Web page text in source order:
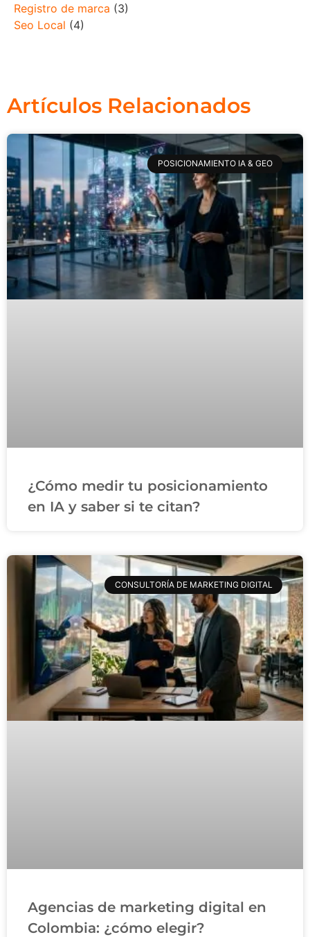
Registro de marca (3)
Seo Local (4)
Artículos Relacionados
POSICIONAMIENTO IA & GEO
¿Cómo medir tu posicionamiento
en IA y saber si te citan?
CONSULTORÍA DE MARKETING DIGITAL
Agencias de marketing digital en
Colombia: ¿cómo elegir?